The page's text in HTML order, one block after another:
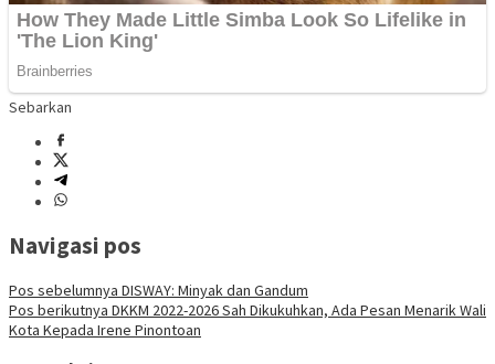
Sebarkan
Navigasi pos
Pos sebelumnya DISWAY: Minyak dan Gandum
Pos berikutnya DKKM 2022-2026 Sah Dikukuhkan, Ada Pesan Menarik Wali
Kota Kepada Irene Pinontoan